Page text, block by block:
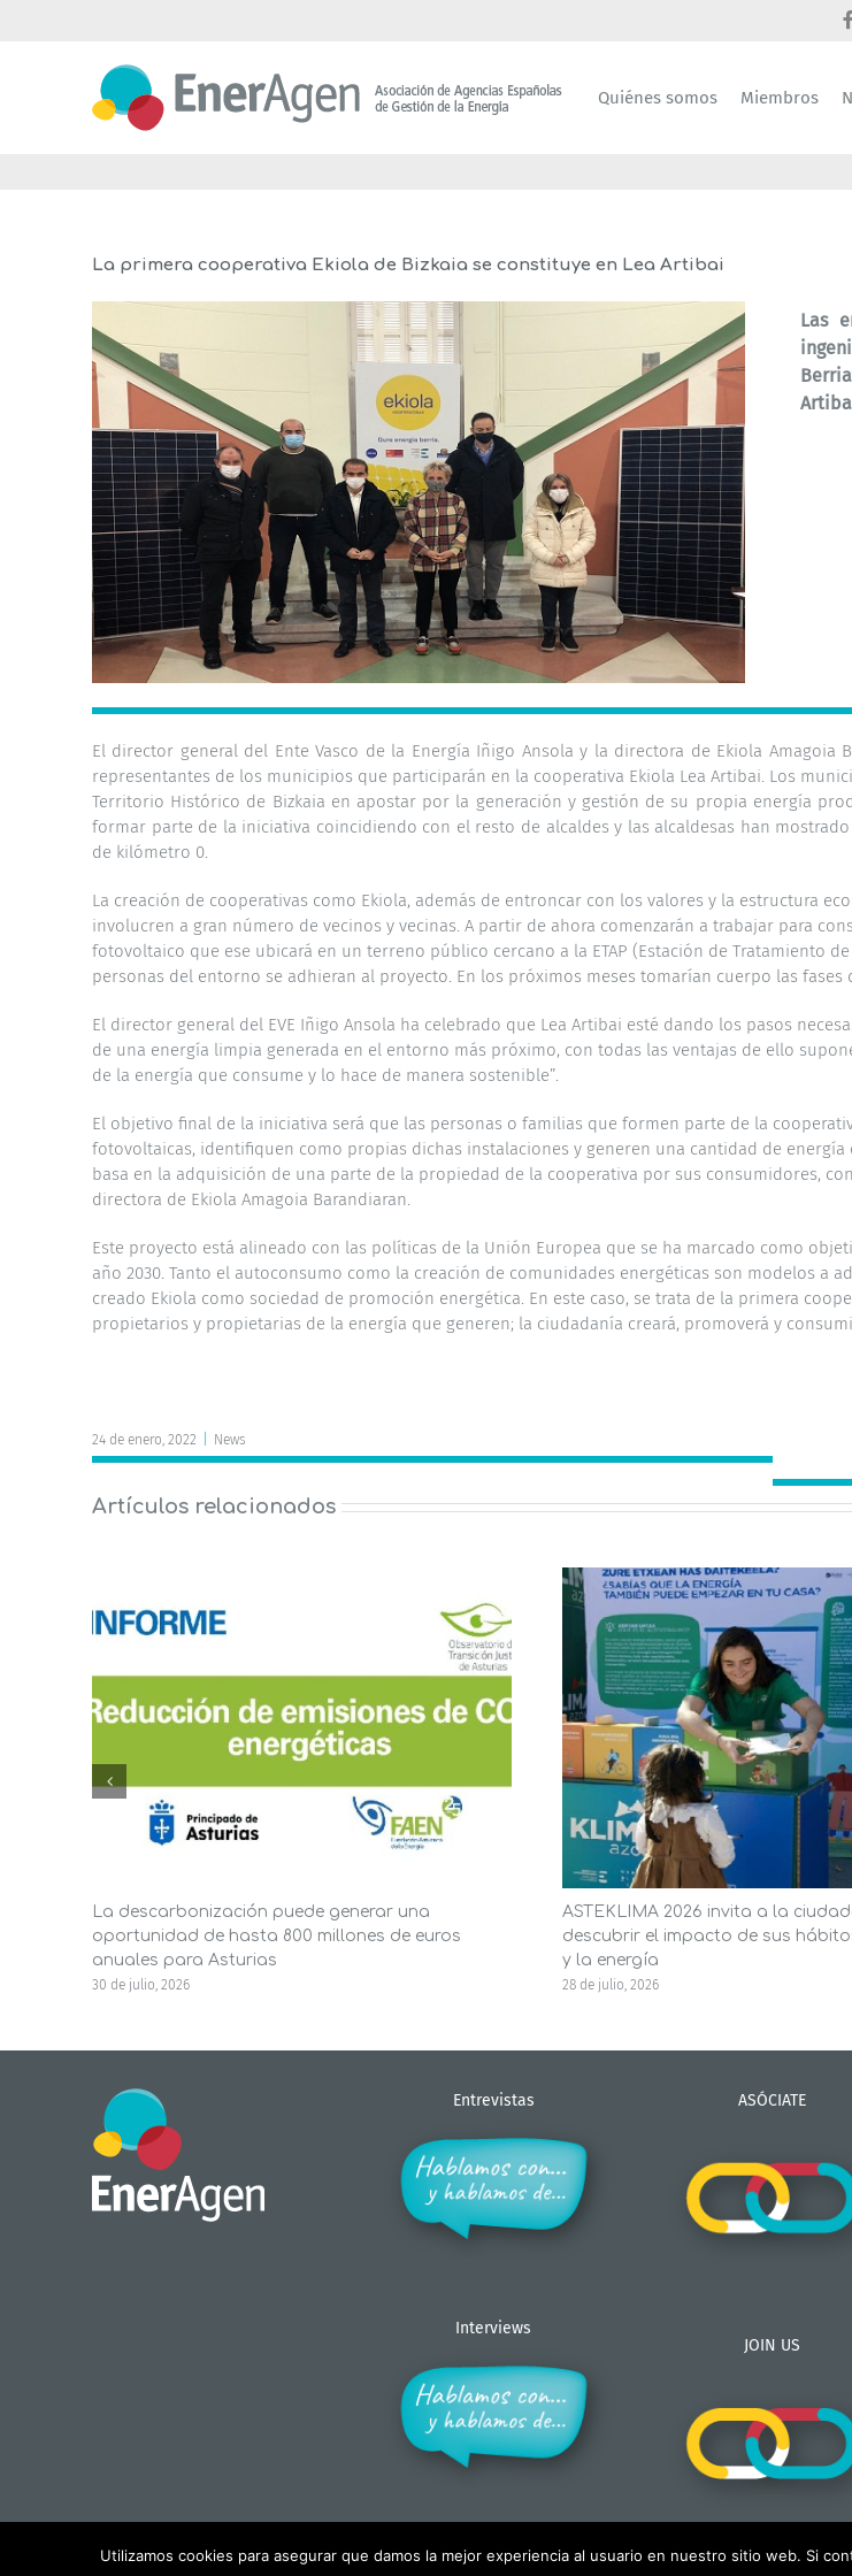
Quiénes somos Miembros
La primera cooperativa Ekiola de Bizkaia se constituye en Lea Artibai
Las
El director general del Ente Vasco de la Energía Iñigo Ansola y la directora de Ekiola
representantes de los municipios que participarán en la cooperativa Ekiola Lea Artibai. Los
Territorio Histórico de Bizkaia en apostar por la generación y gestión de su propia energía
formar parte de la iniciativa coincidiendo con el resto de alcaldes y las alcaldesas han
de kilómetro 0.
La creación de cooperativas como Ekiola, además de entroncar con los valores y la estructura
involucren a gran número de vecinos y vecinas. A partir de ahora comenzarán a trabajar para
fotovoltaico que ese ubicará en un terreno público cercano a la ETAP (Estación de Tratamiento
personas del entorno se adhieran al proyecto. En los próximos meses tomarían cuerpo las
El director general del EVE Iñigo Ansola ha celebrado que Lea Artibai esté dando los pasos
de una energía limpia generada en el entorno más próximo, con todas las ventajas de ello
de la energía que consume y lo hace de manera sostenible”.
El objetivo final de la iniciativa será que las personas o familias que formen parte de la
fotovoltaicas, identifiquen como propias dichas instalaciones y generen una cantidad de
basa en la adquisición de una parte de la propiedad de la cooperativa por sus consumidores,
directora de Ekiola Amagoia Barandiaran.
Este proyecto está alineado con las políticas de la Unión Europea que se ha marcado como
año 2030. Tanto el autoconsumo como la creación de comunidades energéticas son modelos a
creado Ekiola como sociedad de promoción energética. En este caso, se trata de la primera
propietarios y propietarias de la energía que generen; la ciudadanía creará, promoverá y
24 de enero, 2022 News
Artículos relacionados
La descarbonización puede generar una
oportunidad de hasta 800 millones de euros
anuales para Asturias
30 de julio, 2026
ASTEKLIMA 2026 invita a la
descubrir el impacto de sus
y la energía
28 de julio, 2026
Entrevistas
Interviews
ASÓCIATE
JOIN US
Utilizamos cookies para asegurar que damos la mejor experiencia al usuario en nuestro sitio web. Si